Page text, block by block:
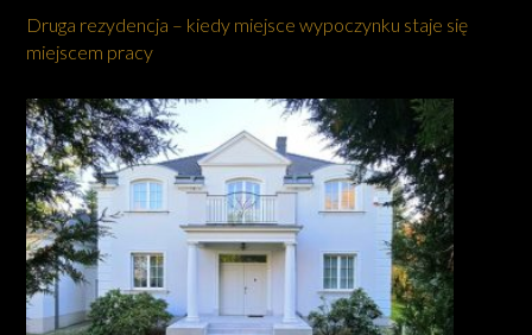
Druga rezydencja – kiedy miejsce wypoczynku staje się
miejscem pracy